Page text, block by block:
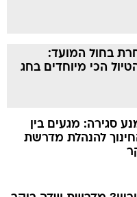
בחול המועד:
הכי מיוחדים בחג
סגירה: מגעים בין
להנהלת מדרשת